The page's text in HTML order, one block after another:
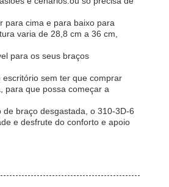
para cima e para baixo para
varia de 28,8 cm a 36 cm,
para os seus braços
sem ter que comprar
para que possa começar a
braço desgastada, o 310-3D-6
e desfrute do conforto e apoio